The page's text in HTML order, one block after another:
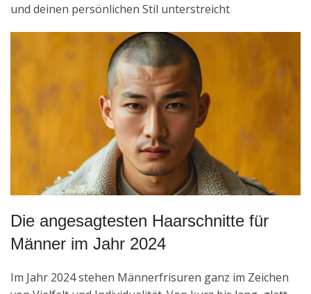
und deinen persönlichen Stil unterstreicht
Die angesagtesten Haarschnitte für
Männer im Jahr 2024
Im Jahr 2024 stehen Männerfrisuren ganz im Zeichen